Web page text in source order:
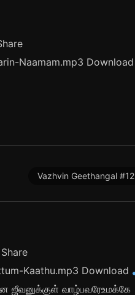
Naamam.mp3 Download
Vazhvin Geethangal #12
Kaathu.mp3 Download
ஜீவனுக்குள் வாழ்பவரேஉமக்கே